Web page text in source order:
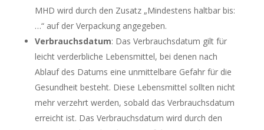
MHD wird durch den Zusatz „Mindestens haltbar bis:
…“ auf der Verpackung angegeben.
Verbrauchsdatum: Das Verbrauchsdatum gilt für
leicht verderbliche Lebensmittel, bei denen nach
Ablauf des Datums eine unmittelbare Gefahr für die
Gesundheit besteht. Diese Lebensmittel sollten nicht
mehr verzehrt werden, sobald das Verbrauchsdatum
erreicht ist. Das Verbrauchsdatum wird durch den